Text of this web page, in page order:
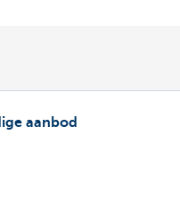
aanbod